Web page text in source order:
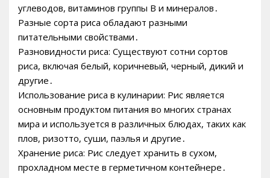
углеводов, витаминов группы B и минералов․
Разные сорта риса обладают разными
питательными свойствами․
Разновидности риса: Существуют сотни сортов
риса, включая белый, коричневый, черный, дикий и
другие․
Использование риса в кулинарии: Рис является
основным продуктом питания во многих странах
мира и используется в различных блюдах, таких как
плов, ризотто, суши, паэлья и другие․
Хранение риса: Рис следует хранить в сухом,
прохладном месте в герметичном контейнере․